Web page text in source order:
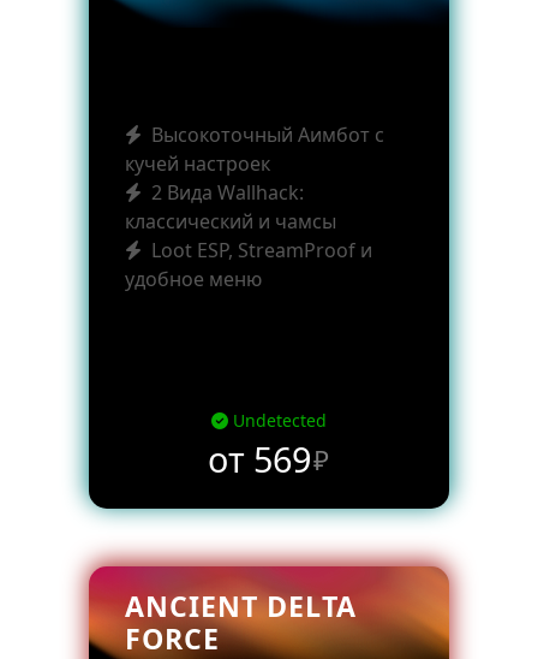
Высокоточный Аимбот с
кучей настроек
2 Вида Wallhack:
классический и чамсы
Loot ESP, StreamProof и
удобное меню
Undetected
от 569₽
ANCIENT DELTA
FORCE